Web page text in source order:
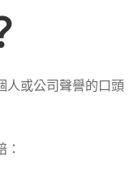
人或公司聲譽的口頭